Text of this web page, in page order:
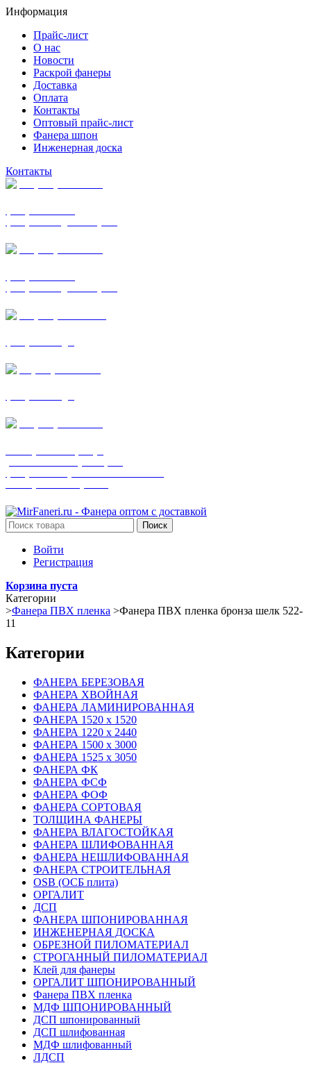
Информация
Прайс-лист
О нас
Новости
Раскрой фанеры
Доставка
Оплата
Контакты
Оптовый прайс-лист
Фанера шпон
Инженерная доска
Контакты
Поиск
Войти
Регистрация
Корзина пуста
Категории
>Фанера ПВХ пленка >Фанера ПВХ пленка бронза шелк 522-
11
Категории
ФАНЕРА БЕРЕЗОВАЯ
ФАНЕРА ХВОЙНАЯ
ФАНЕРА ЛАМИНИРОВАННАЯ
ФАНЕРА 1520 х 1520
ФАНЕРА 1220 х 2440
ФАНЕРА 1500 х 3000
ФАНЕРА 1525 х 3050
ФАНЕРА ФК
ФАНЕРА ФСФ
ФАНЕРА ФОФ
ФАНЕРА СОРТОВАЯ
ТОЛЩИНА ФАНЕРЫ
ФАНЕРА ВЛАГОСТОЙКАЯ
ФАНЕРА ШЛИФОВАННАЯ
ФАНЕРА НЕШЛИФОВАННАЯ
ФАНЕРА СТРОИТЕЛЬНАЯ
OSB (ОСБ плита)
ОРГАЛИТ
ДСП
ФАНЕРА ШПОНИРОВАННАЯ
ИНЖЕНЕРНАЯ ДОСКА
ОБРЕЗНОЙ ПИЛОМАТЕРИАЛ
СТРОГАННЫЙ ПИЛОМАТЕРИАЛ
Клей для фанеры
ОРГАЛИТ ШПОНИРОВАННЫЙ
Фанера ПВХ пленка
МДФ ШПОНИРОВАННЫЙ
ДСП шпонированный
ДСП шлифованная
МДФ шлифованный
ЛДСП